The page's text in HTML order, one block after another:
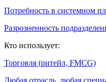
Потребность в системном
Разрозненность
Кто использует:
Торговля (ритейл, FMCG)
Любая отрасль, любая